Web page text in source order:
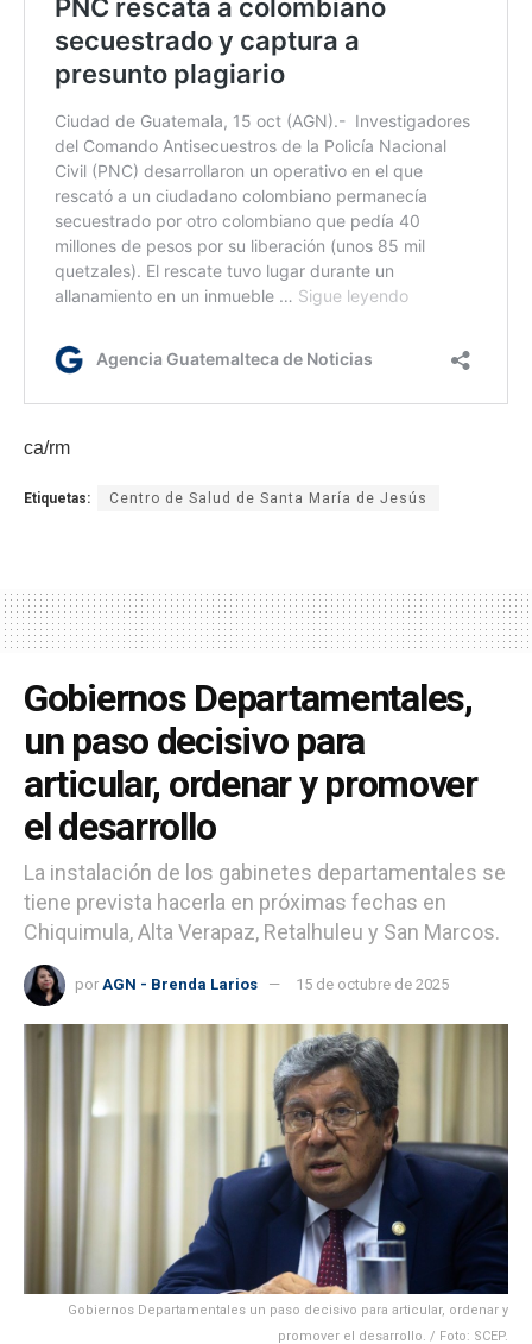
ca/rm
Etiquetas: Centro de Salud de Santa María de Jesús
Gobiernos Departamentales,
un paso decisivo para
articular, ordenar y promover
el desarrollo
La instalación de los gabinetes departamentales se
tiene prevista hacerla en próximas fechas en
Chiquimula, Alta Verapaz, Retalhuleu y San Marcos.
por AGN - Brenda Larios 15 de octubre de 2025
Gobiernos Departamentales un paso decisivo para articular, ordenar y
promover el desarrollo. / Foto: SCEP.